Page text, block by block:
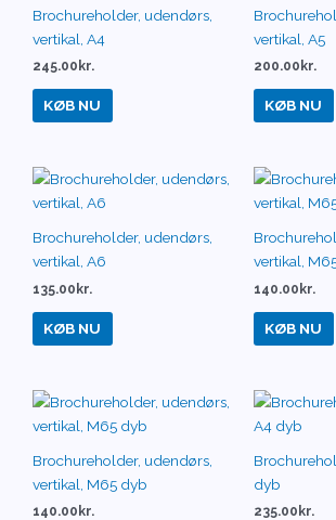
Brochureholder, udendørs,
vertikal, A4
245.00 kr.
KØB NU
vertikal, A5
200.00 kr.
KØB NU
Brochureholder, udendørs,
vertikal, A6
135.00 kr.
KØB NU
vertikal,
140.00 kr.
KØB NU
Brochureholder, udendørs,
vertikal, M65 dyb
140.00 kr.
dyb
235.00 kr.